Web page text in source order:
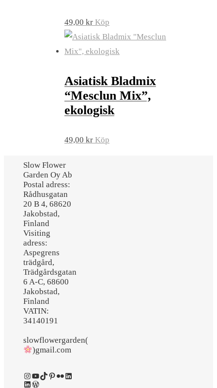
49,00 kr Köp
Asiatisk Bladmix
“Mesclun Mix”,
ekologisk
49,00 kr Köp
Slow Flower
Garden Oy Ab
Postal adress:
Rådhusgatan
20 B 4, 68620
Jakobstad,
Finland
Visiting
adress:
Aspegrens
trädgård,
Trädgårdsgatan
6 A-C, 68600
Jakobstad,
Finland
VATIN:
34140191
slowflowergarden(
)gmail.com
Instagram
YouTube
TikTok
Pinterest
FlickrLinkedIn
LinkedIn
WordPress